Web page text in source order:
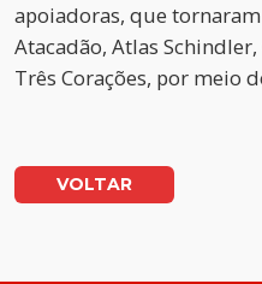
apoiadoras, que
Atacadão, Atlas
Três Corações, por meio
VOLTAR